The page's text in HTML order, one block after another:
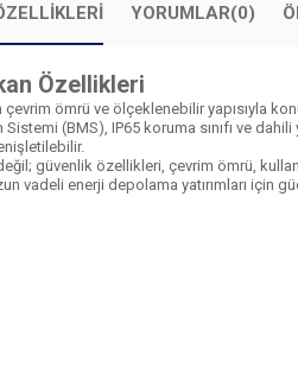
YORUMLAR(0)
Özellikleri
ömrü ve ölçeklenebilir yapısıyla
Sistemi (BMS), IP65 koruma sınıfı ve
güvenlik özellikleri, çevrim ömrü,
vadeli enerji depolama yatırımları için